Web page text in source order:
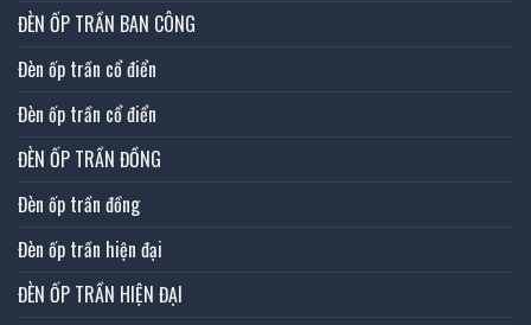
ĐÈN ỐP TRẦN BAN CÔNG
Đèn ốp trần cổ điển
Đèn ốp trần cổ điển
ĐÈN ỐP TRẦN ĐỒNG
Đèn ốp trần đồng
Đèn ốp trần hiện đại
ĐÈN ỐP TRẦN HIỆN ĐẠI